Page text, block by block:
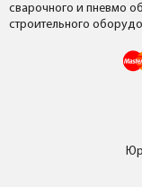
сварочного и пневмо
строительного